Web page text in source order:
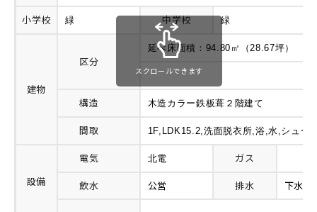
小学校 緑 中学校 緑
建物
区分
延べ床面積：94.80㎡（28.67坪） 施
構造 木造カラー鉄板葺２階建て
間取 1F,LDK15.2,洗面脱衣所,浴,水,
設備
電気 北電 ガス
飲水 公営 排水 下水
スクロールできます